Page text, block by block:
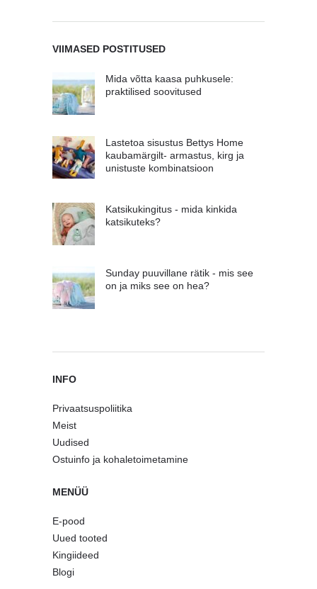
VIIMASED POSTITUSED
Mida võtta kaasa puhkusele:
praktilised soovitused
Lastetoa sisustus Bettys Home
kaubamärgilt- armastus, kirg ja
unistuste kombinatsioon
Katsikukingitus - mida kinkida
katsikuteks?
Sunday puuvillane rätik - mis see
on ja miks see on hea?
INFO
Privaatsuspoliitika
Meist
Uudised
Ostuinfo ja kohaletoimetamine
MENÜÜ
E-pood
Uued tooted
Kingiideed
Blogi